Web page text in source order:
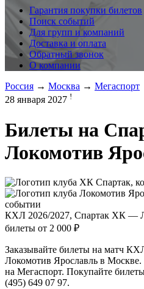
Гарантия покупки билетов
Поиск событий
Для групп и компаний
Доставка и оплата
Обратный звонок
О компании
Россия → Москва → Мегаспорт
28 января 2027 !
Билеты на
Локомотив
КХЛ 2026/2027, Спартак ХК —
билеты от 2 000 ₽
Заказывайте билеты на матч
Локомотив Ярославль в
на Мегаспорт. Покупайте
(495) 649 07 97.